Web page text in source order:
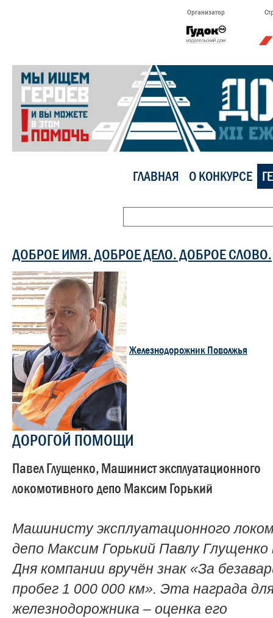
Организатор
ГЛАВНАЯ О КОНКУРСЕ
ДОБРОЕ ИМЯ. ДОБРОЕ ДЕЛО. ДОБРОЕ СЛОВО.
Железнодорожник Поволжья
ДОРОГОЙ ПОМОЩИ
Павел Глущенко, Машинист эксплуатационного
локомотивного депо Максим Горький
Машинисту эксплуатационного
депо Максим Горький Павлу Глущенко
Дня компании вручён знак «За
пробег 1 000 000 км». Эта награда
железнодорожника – оценка его